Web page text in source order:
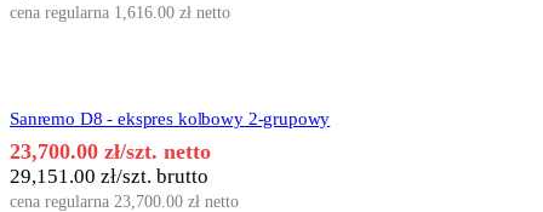
cena regularna 1,616.00 zł netto
Sanremo D8 - ekspres kolbowy 2-grupowy
23,700.00 zł/szt. netto
29,151.00 zł/szt. brutto
cena regularna 23,700.00 zł netto